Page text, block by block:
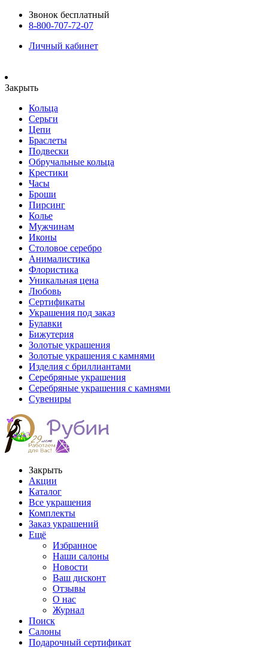
Звонок бесплатный
8-800-707-72-07
Личный кабинет
Закрыть
Кольца
Серьги
Цепи
Браслеты
Подвески
Обручальные кольца
Крестики
Часы
Броши
Пирсинг
Колье
Мужчинам
Иконы
Столовое серебро
Анималистика
Флористика
Уникальная цена
Любовь
Сертификаты
Украшения под заказ
Булавки
Бижутерия
Золотые украшения
Золотые украшения с камнями
Изделия с бриллиантами
Серебряные украшения
Серебряные украшения с камнями
Сувениры
Закрыть
Акции
Каталог
Все украшения
Комплекты
Заказ украшений
Ещё
Избранное
Наши салоны
Новости
Ваш дисконт
Отзывы
О нас
Журнал
Поиск
Салоны
Подарочный сертификат